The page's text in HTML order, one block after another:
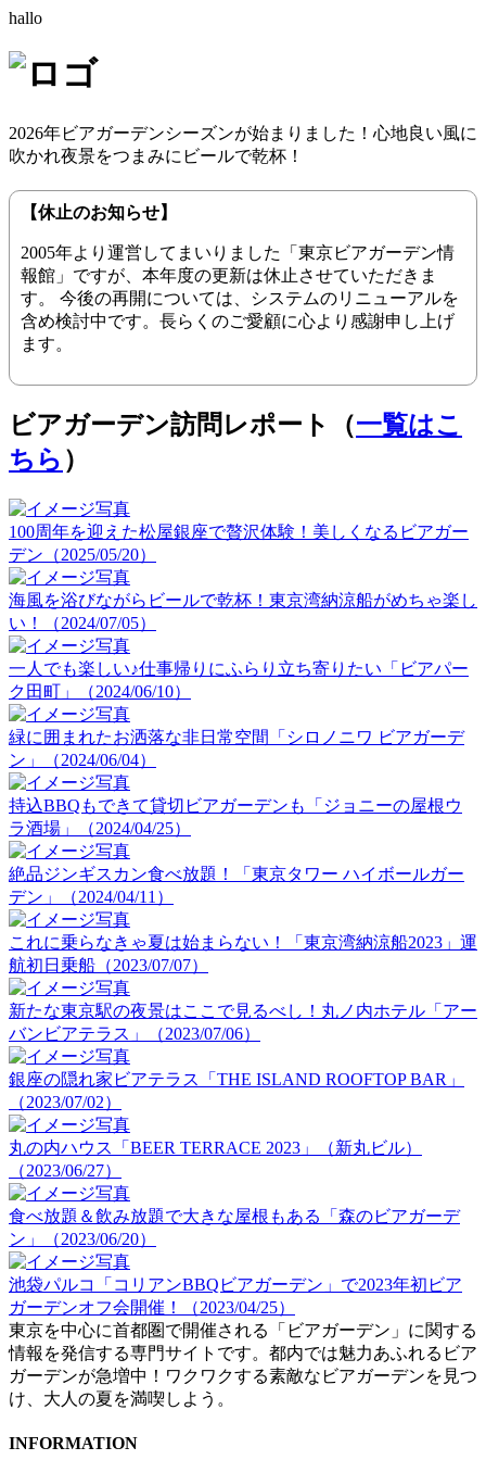
hallo
2026年ビアガーデンシーズンが始まりました！心地良い風に
吹かれ夜景をつまみにビールで乾杯！
【休止のお知らせ】
2005年より運営してまいりました「東京ビアガーデン情
報館」ですが、本年度の更新は休止させていただきま
す。 今後の再開については、システムのリニューアルを
含め検討中です。長らくのご愛顧に心より感謝申し上げ
ます。
ビアガーデン訪問レポート（一覧はこ
ちら ）
100周年を迎えた松屋銀座で贅沢体験！美しくなるビアガー
デン（2025/05/20）
海風を浴びながらビールで乾杯！東京湾納涼船がめちゃ楽し
い！（2024/07/05）
一人でも楽しい♪仕事帰りにふらり立ち寄りたい「ビアパー
ク田町」（2024/06/10）
緑に囲まれたお洒落な非日常空間「シロノニワ ビアガーデ
ン」（2024/06/04）
持込BBQもできて貸切ビアガーデンも「ジョニーの屋根ウ
ラ酒場」（2024/04/25）
絶品ジンギスカン食べ放題！「東京タワー ハイボールガー
デン」（2024/04/11）
これに乗らなきゃ夏は始まらない！「東京湾納涼船2023」運
航初日乗船（2023/07/07）
新たな東京駅の夜景はここで見るべし！丸ノ内ホテル「アー
バンビアテラス」（2023/07/06）
銀座の隠れ家ビアテラス「THE ISLAND ROOFTOP BAR」
（2023/07/02）
丸の内ハウス「BEER TERRACE 2023」（新丸ビル）
（2023/06/27）
食べ放題＆飲み放題で大きな屋根もある「森のビアガーデ
ン」（2023/06/20）
池袋パルコ「コリアンBBQビアガーデン」で2023年初ビア
ガーデンオフ会開催！（2023/04/25）
東京を中心に首都圏で開催される「ビアガーデン」に関する
情報を発信する専門サイトです。都内では魅力あふれるビア
ガーデンが急増中！ワクワクする素敵なビアガーデンを見つ
け、大人の夏を満喫しよう。
INFORMATION